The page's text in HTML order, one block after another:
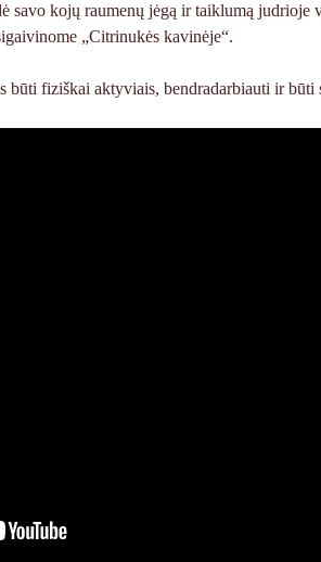
savo kojų raumenų jėgą ir taiklumą judrioje
„Citrinukės kavinėje“.
būti fiziškai aktyviais, bendradarbiauti ir būti